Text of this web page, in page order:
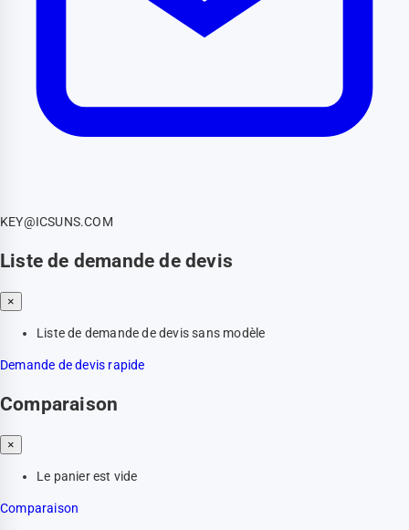
KEY@ICSUNS.COM
Liste de demande de devis
×
Liste de demande de devis sans modèle
Demande de devis rapide
Comparaison
×
Le panier est vide
Comparaison